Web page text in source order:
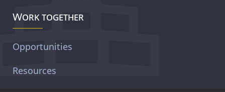
Work together
Opportunities
Resources